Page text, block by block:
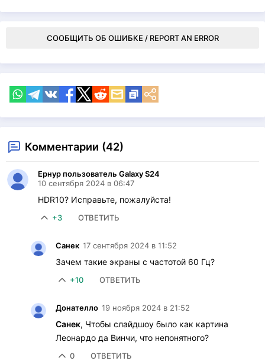
СООБЩИТЬ ОБ ОШИБКЕ / REPORT AN ERROR
Комментарии (42)
Ернур пользователь Galaxy S24
10 сентября 2024 в 06:47
HDR10? Исправьте, пожалуйста!
+3 ОТВЕТИТЬ
Санек 17 сентября 2024 в 11:52
Зачем такие экраны с частотой 60 Гц?
+10 ОТВЕТИТЬ
Донателло 19 ноября 2024 в 21:52
Санек, Чтобы слайдшоу было как картина
Леонардо да Винчи, что непонятного?
0 ОТВЕТИТЬ